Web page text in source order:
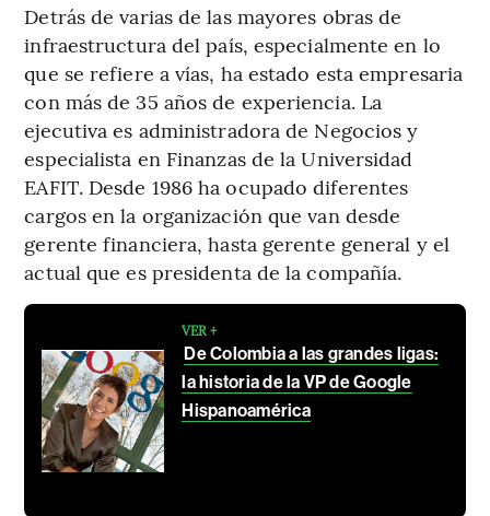
Detrás de varias de las mayores obras de
infraestructura del país, especialmente en lo
que se refiere a vías, ha estado esta empresaria
con más de 35 años de experiencia. La
ejecutiva es administradora de Negocios y
especialista en Finanzas de la Universidad
EAFIT. Desde 1986 ha ocupado diferentes
cargos en la organización que van desde
gerente financiera, hasta gerente general y el
actual que es presidenta de la compañía.
VER +
De Colombia a las grandes ligas:
la historia de la VP de Google
Hispanoamérica